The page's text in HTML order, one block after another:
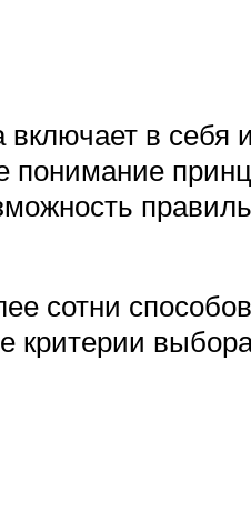
в себя
понимание
сотни
критерии